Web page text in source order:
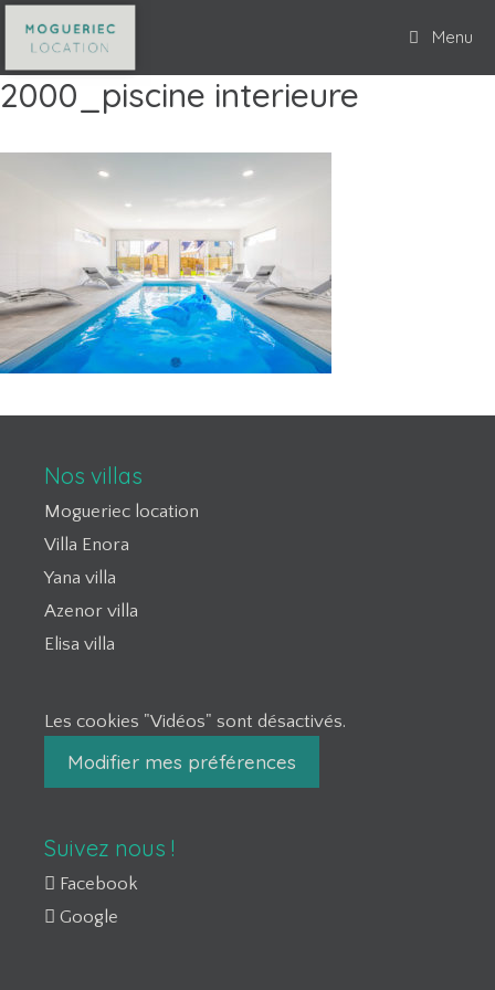
Menu
2000_piscine interieure
Nos villas
Mogueriec location
Villa Enora
Yana villa
Azenor villa
Elisa villa
Les cookies "Vidéos" sont désactivés.
Modifier mes préférences
Suivez nous !
Facebook
Google